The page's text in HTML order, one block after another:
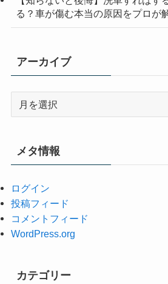
る？車が傷む本当の原因をプロが
アーカイブ
メタ情報
ログイン
投稿フィード
コメントフィード
WordPress.org
カテゴリー